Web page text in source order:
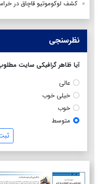
کشف لوکوموتیو قاچاق در
نظرسنجی
آیا ظاهر گرافیکی سایت
عالی
خیلی خوب
خوب
متوسط